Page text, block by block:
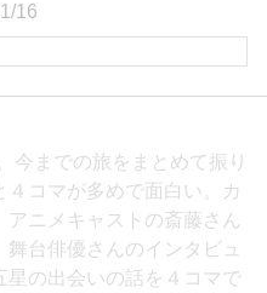
16
今までの旅をまとめて振り
コマが多めで面白い。カ
ニメキャストの斎藤さん
舞台俳優さんのインタビュ
星の出会いの話を４コマで